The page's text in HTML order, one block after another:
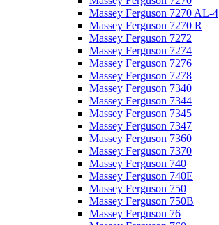
Massey Ferguson 7270 AL-4
Massey Ferguson 7270 R
Massey Ferguson 7272
Massey Ferguson 7274
Massey Ferguson 7276
Massey Ferguson 7278
Massey Ferguson 7340
Massey Ferguson 7344
Massey Ferguson 7345
Massey Ferguson 7347
Massey Ferguson 7360
Massey Ferguson 7370
Massey Ferguson 740
Massey Ferguson 740E
Massey Ferguson 750
Massey Ferguson 750B
Massey Ferguson 76